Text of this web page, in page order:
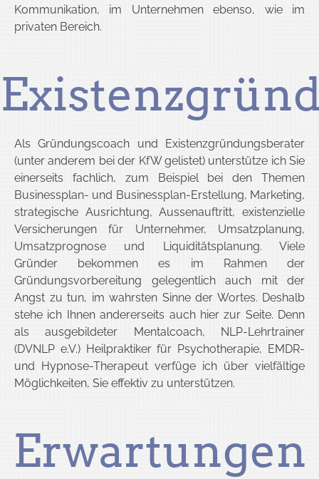
Kommunikation, im Unternehmen ebenso, wie im
privaten Bereich.
Als Gründungscoach und Existenzgründungsberater
(unter anderem bei der KfW gelistet) unterstütze ich Sie
einerseits fachlich, zum Beispiel bei den Themen
Businessplan- und Businessplan-Erstellung, Marketing,
strategische Ausrichtung, Aussenauftritt, existenzielle
Versicherungen für Unternehmer, Umsatzplanung,
Umsatzprognose und Liquiditätsplanung. Viele
Gründer bekommen es im Rahmen der
Gründungsvorbereitung gelegentlich auch mit der
Angst zu tun, im wahrsten Sinne der Wortes. Deshalb
stehe ich Ihnen andererseits auch hier zur Seite. Denn
als ausgebildeter Mentalcoach, NLP-Lehrtrainer
(DVNLP e.V.) Heilpraktiker für Psychotherapie, EMDR-
und Hypnose-Therapeut verfüge ich über vielfältige
Möglichkeiten, Sie effektiv zu unterstützen.
Erwartungen